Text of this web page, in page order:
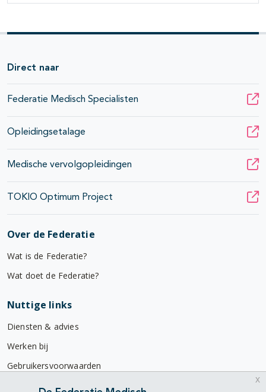
Direct naar
Federatie Medisch Specialisten
Opleidingsetalage
Medische vervolgopleidingen
TOKIO Optimum Project
Over de Federatie
Wat is de Federatie?
Wat doet de Federatie?
Nuttige links
Diensten & advies
Werken bij
Gebruikersvoorwaarden
Privacyverklaring
x